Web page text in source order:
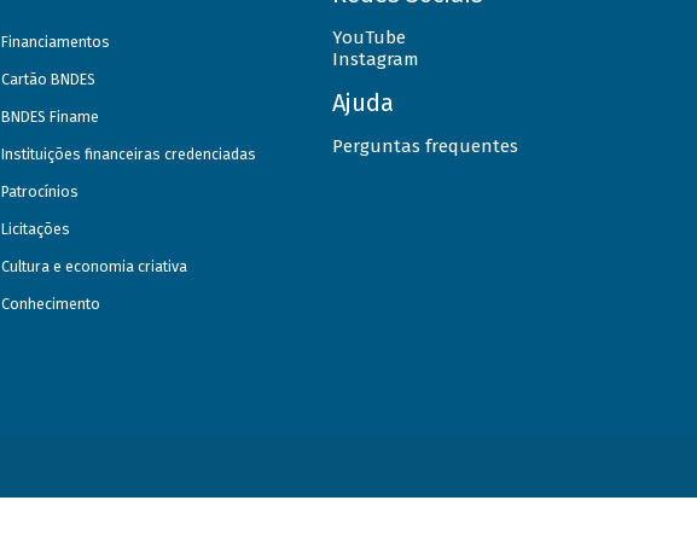
Financiamentos
Cartão BNDES
BNDES Finame
Instituições financeiras credenciadas
Patrocínios
Licitações
Cultura e economia criativa
Conhecimento
YouTube
Instagram
Ajuda
Perguntas frequentes